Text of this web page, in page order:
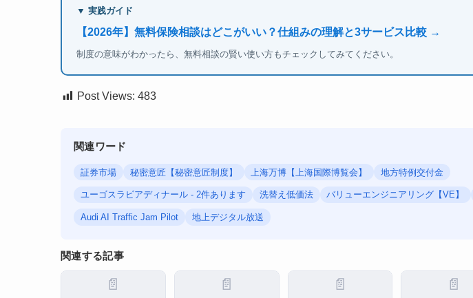
▼ 実践ガイド
【2026年】無料保険相談はどこがいい？仕組みの理解と3サービス比較 →
制度の意味がわかったら、無料相談の賢い使い方もチェックしてみてください。
Post Views: 483
関連ワード
証券市場 秘密意匠【秘密意匠制度】 上海万博【上海国際博覧会】 地方特例交付金
ユーゴスラビアディナール - 2件あります 洗替え低価法 バリューエンジニアリング【VE】
Audi AI Traffic Jam Pilot 地上デジタル放送
関連する記事
📄 📄 📄 📄